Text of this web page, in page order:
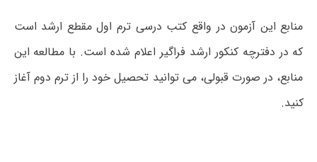
منابع این آزمون در واقع کتب درسی ترم اول مقطع ارشد است
که در دفترچه کنکور ارشد فراگیر اعلام شده است. با مطالعه این
منابع، در صورت قبولی، می توانید تحصیل خود را از ترم دوم آغاز
کنید.